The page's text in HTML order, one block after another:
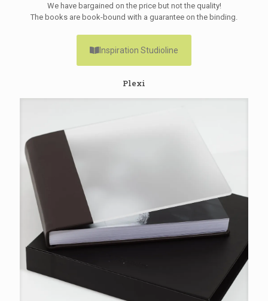
We have bargained on the price but not the quality!
The books are book-bound with a guarantee on the binding.
Inspiration Studioline
Plexi